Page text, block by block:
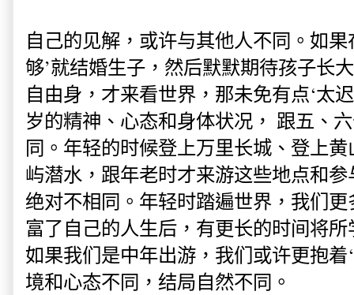
自己的见解，或许与其他人不同。如
够’就结婚生子，然后默默期待孩子长
自由身，才来看世界，那未免有点‘太
岁的精神、心态和身体状况， 跟五、
同。年轻的时候登上万里长城、登上
屿潜水，跟年老时才来游这些地点和
绝对不相同。年轻时踏遍世界，我们
富了自己的人生后，有更长的时间将
如果我们是中年出游，我们或许更抱着
境和心态不同，结局自然不同。